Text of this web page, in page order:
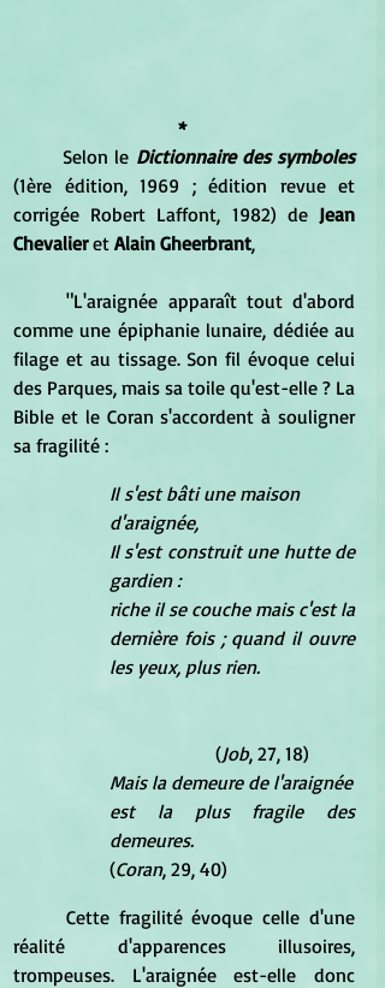
*
	Selon le
Dictionnaire des symboles
(1ère édition, 1969 ; édition revue et
corrigée Robert Laffont, 1982) de Jean
Chevalier et Alain Gheerbrant,
	"L'araignée apparaît tout d'abord
comme une épiphanie lunaire, dédiée au
filage et au tissage. Son fil évoque celui
des Parques, mais sa toile qu'est-elle ? La
Bible et le Coran s'accordent à souligner
sa fragilité :
Il s'est bâti une maison
d'araignée,
Il s'est construit une hutte de
gardien :
riche il se couche mais c'est la
dernière fois ; quand il ouvre
les yeux, plus rien.
        		  (
Job, 27, 18)
Mais la demeure de l'araignée
est la plus fragile des
(Coran, 29, 40)
réalité d'apparences illusoires,
trompeuses. L'araignée est-elle donc